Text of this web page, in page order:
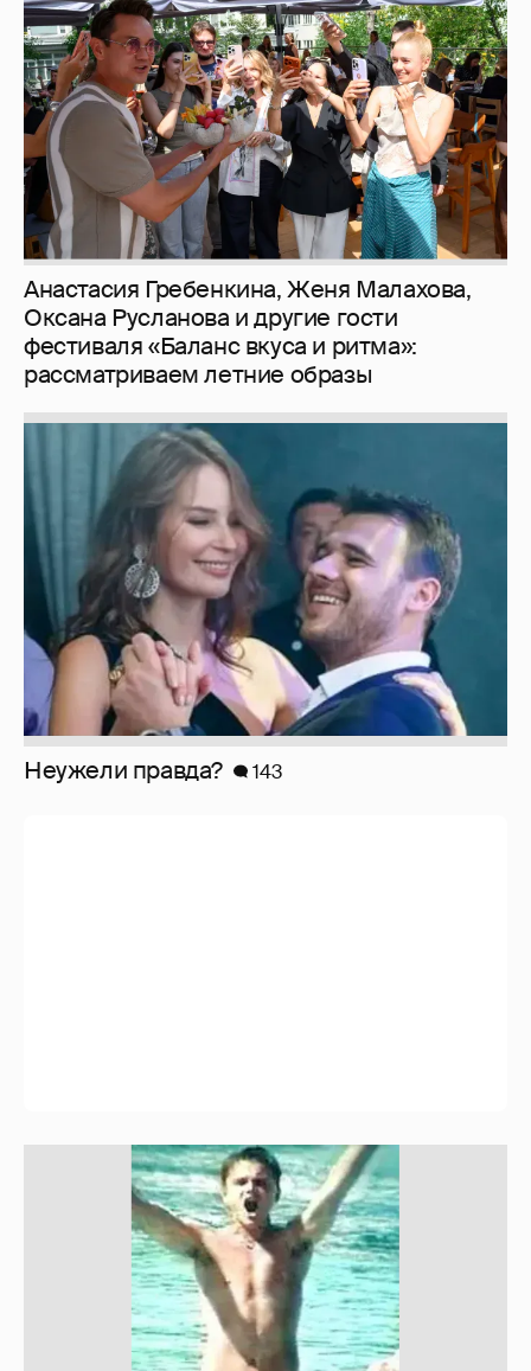
Анастасия Гребенкина, Женя Малахова,
Оксана Русланова и другие гости
фестиваля «Баланс вкуса и ритма»:
рассматриваем летние образы
Неужели правда? 143
110